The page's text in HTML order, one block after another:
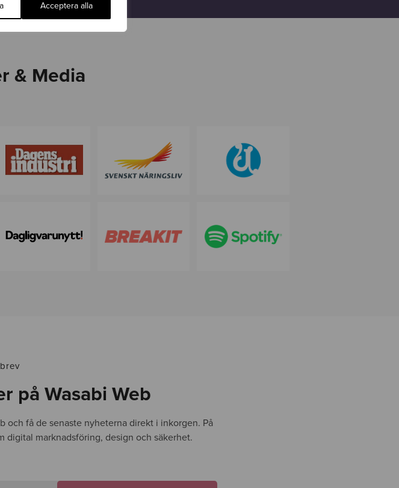
Acceptera alla
& Media
på Wasabi Web
och få de senaste nyheterna direkt i inkorgen. På
digital marknadsföring, design och säkerhet.